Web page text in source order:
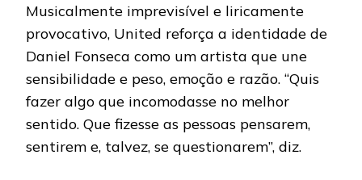
Musicalmente imprevisível e liricamente
provocativo, United reforça a identidade de
Daniel Fonseca como um artista que une
sensibilidade e peso, emoção e razão. “Quis
fazer algo que incomodasse no melhor
sentido. Que fizesse as pessoas pensarem,
sentirem e, talvez, se questionarem”, diz.